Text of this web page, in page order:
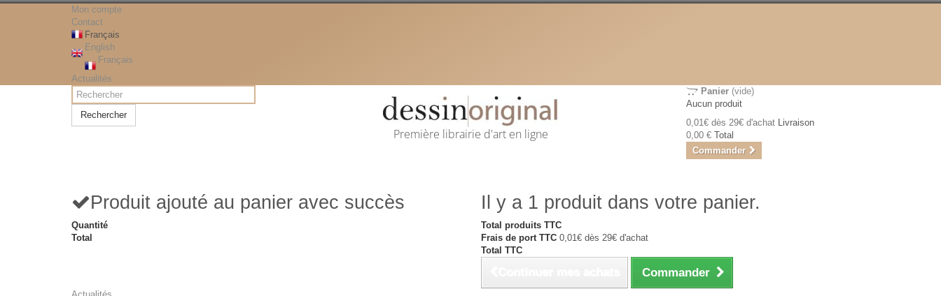
Mon compte
Contact
Français
English
Français
Actualités
Rechercher
Première librairie d'art en ligne
Panier (vide)
Aucun produit
0,01€ dès 29€ d'achat Livraison
0,00 € Total
Commander
Produit ajouté au panier avec succès
Quantité
Total
Il y a 1 produit dans votre panier.
Total produits TTC
Frais de port TTC 0,01€ dès 29€ d'achat
Total TTC
Commander